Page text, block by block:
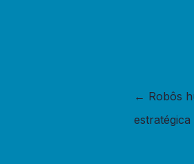
← Robôs